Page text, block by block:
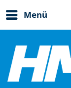
Menü